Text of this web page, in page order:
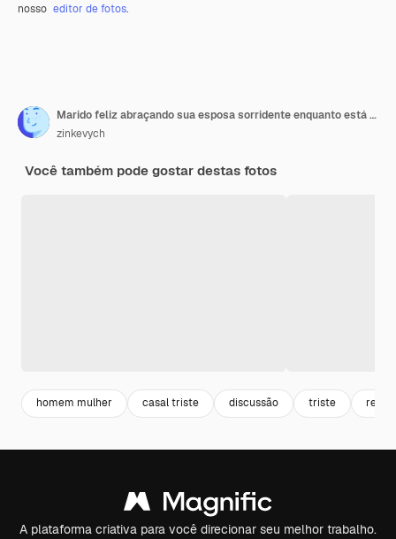
nosso editor de fotos.
Marido feliz abraçando sua esposa sorridente enquanto está sentado no sofá na frente de um psicanalista
zinkevych
Você também pode gostar destas fotos
homem mulher casal triste discussão triste
A plataforma criativa para você direcionar seu melhor trabalho.